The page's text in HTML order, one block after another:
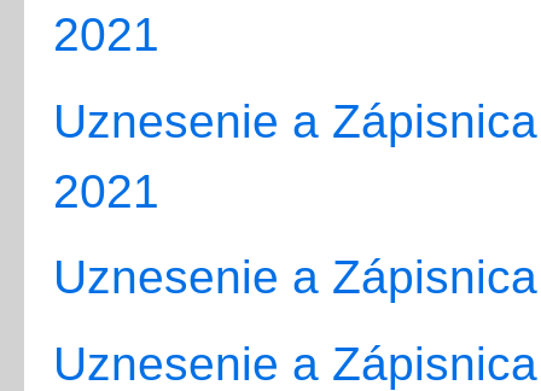
2021
Uznesenie a
2021
Uznesenie a
Uznesenie a